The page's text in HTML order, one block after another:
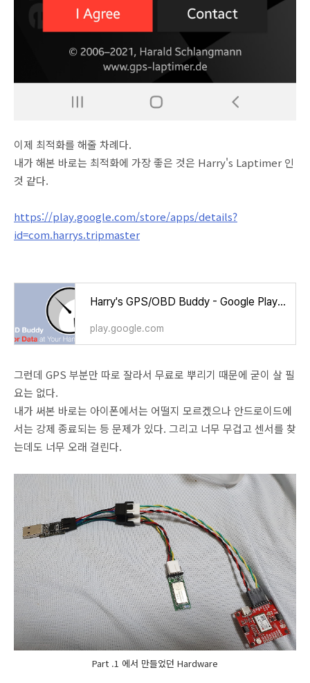
이제 최적화를 해줄 차례다.
내가 해본 바로는 최적화에 가장 좋은 것은 Harry's Laptimer 인
것 같다.
https://play.google.com/store/apps/details?
id=com.harrys.tripmaster
Harry's GPS/OBD Buddy - Google Play 앱
play.google.com
그런데 GPS 부분만 따로 잘라서 무료로 뿌리기 때문에 굳이 살 필
요는 없다.
내가 써본 바로는 아이폰에서는 어떨지 모르겠으나 안드로이드에
서는 강제 종료되는 등 문제가 있다. 그리고 너무 무겁고 센서를 찾
는데도 너무 오래 걸린다.
Part .1 에서 만들었던 Hardware